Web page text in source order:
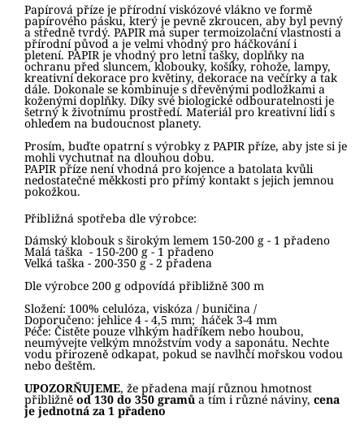
Papírová příze je přírodní viskózové vlákno ve formě
papírového pásku, který je pevně zkroucen, aby byl pevný
a středně tvrdý. PAPIR má super termoizolační vlastnosti a
přírodní původ a je velmi vhodný pro háčkování i
pletení. PAPIR je vhodný pro letní tašky, doplňky na
ochranu před sluncem, klobouky, košíky, rohože, lampy,
kreativní dekorace pro květiny, dekorace na večírky a tak
dále. Dokonale se kombinuje s dřevěnými podložkami a
koženými doplňky. Díky své biologické odbouratelnosti je
šetrný k životnímu prostředí. Materiál pro kreativní lidi s
ohledem na budoucnost planety.
Prosím, buďte opatrní s výrobky z PAPIR příze, aby jste si je
mohli vychutnat na dlouhou dobu.
PAPIR příze není vhodná pro kojence a batolata kvůli
nedostatečné měkkosti pro přímý kontakt s jejich jemnou
pokožkou.
Přibližná spotřeba dle výrobce:
Dámský klobouk s širokým lemem 150-200 g - 1 přadeno
Malá taška - 150-200 g - 1 přadeno
Velká taška - 200-350 g - 2 přadena
Dle výrobce 200 g odpovídá přibližně 300 m
Složení: 100% celulóza, viskóza / buničina /
Doporučeno: jehlice 4 - 4,5 mm; háček 3-4 mm
Péče: Čistěte pouze vlhkým hadříkem nebo houbou,
neumývejte velkým množstvím vody a saponátu. Nechte
vodu přirozeně odkapat, pokud se navlhčí mořskou vodou
nebo deštěm.
UPOZORŇUJEME, že přadena mají různou hmotnost
přibližně od 130 do 350 gramů a tím i různé náviny, cena
je jednotná za 1 přadeno